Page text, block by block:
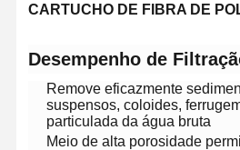
CARTUCHO DE FIBRA DE
​Desempenho de
Remove eficazmente
suspensos, coloides,
particulada da água bruta
Meio de alta porosidade